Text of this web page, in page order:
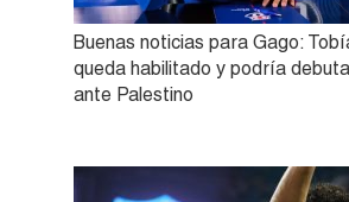
Buenas noticias para Gago:
queda habilitado y podría
ante Palestino